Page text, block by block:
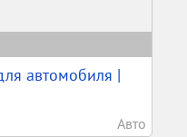
автомобиля |
Авто